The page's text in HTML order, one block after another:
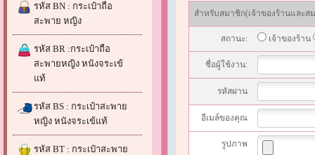
รหัส BN : กระเป๋าถือ
สะพาย หญิง
รหัส BR :กระเป๋าถือ
สะพายหญิง หนังจระเข้
แท้
รหัส BS : กระเป๋าสะพาย
หญิง หนังจระเข้แท้
รหัส BT : กระเป๋าสะพาย
สำหรับสมาชิก(เจ้าของร้านและ
สถานะ: เจ้าของร้าน
ชื่อผู้ใช้งาน:
รหัสผ่าน
อีเมล์ของคุณ
รูปภาพ